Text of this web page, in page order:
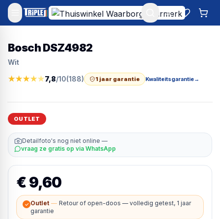
Mijn account
Bosch DSZ4982
Wit
★★★★★7,8/10(188) 1 jaar garantie Kwaliteitsgarantie→
OUTLET
Detailfoto's nog niet online —
vraag ze gratis op via WhatsApp
€ 9,60
✓ Outlet — Retour of open-doos — volledig getest, 1 jaar
garantie